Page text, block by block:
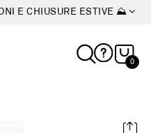
E CHIUSURE ESTIVE ⛰
0